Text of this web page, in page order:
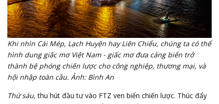
Khi nhìn Cái Mép, Lạch Huyện hay Liên Chiểu, chúng ta có thể
hình dung giấc mơ Việt Nam - giấc mơ đưa cảng biển trở
thành bệ phóng chiến lược cho công nghiệp, thương mại, và
hội nhập toàn cầu. Ảnh: Bình An
Thứ sáu, thu hút đầu tư vào FTZ ven biển chiến lược. Thúc đẩy